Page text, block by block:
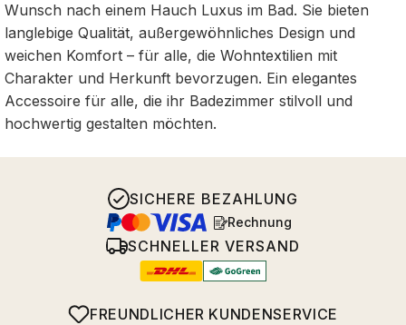
Wunsch nach einem Hauch Luxus im Bad. Sie bieten
langlebige Qualität, außergewöhnliches Design und
weichen Komfort – für alle, die Wohntextilien mit
Charakter und Herkunft bevorzugen. Ein elegantes
Accessoire für alle, die ihr Badezimmer stilvoll und
hochwertig gestalten möchten.
SICHERE BEZAHLUNG
Rechnung
SCHNELLER VERSAND
FREUNDLICHER KUNDENSERVICE